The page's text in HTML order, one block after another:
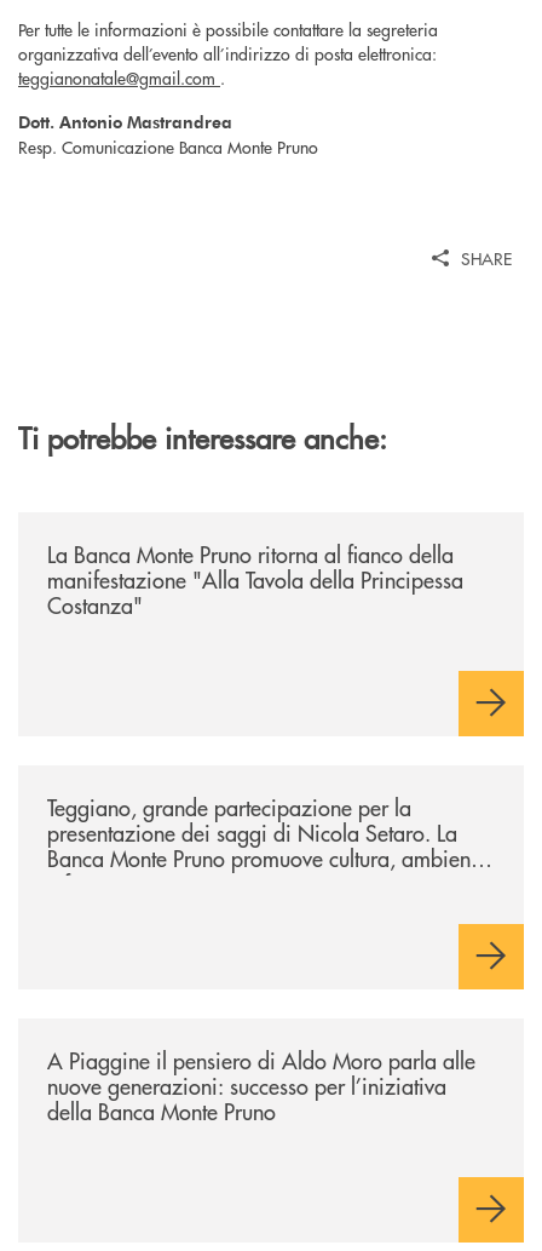
Per tutte le informazioni è possibile contattare la segreteria
organizzativa dell’evento all’indirizzo di posta elettronica:
teggianonatale@gmail.com .
Dott. Antonio Mastrandrea
Resp. Comunicazione Banca Monte Pruno
SHARE
Ti potrebbe interessare anche:
La Banca Monte Pruno ritorna al fianco della
manifestazione "Alla Tavola della Principessa
Costanza"
Teggiano, grande partecipazione per la
presentazione dei saggi di Nicola Setaro. La
Banca Monte Pruno promuove cultura, ambiente
e futuro
A Piaggine il pensiero di Aldo Moro parla alle
nuove generazioni: successo per l’iniziativa
della Banca Monte Pruno